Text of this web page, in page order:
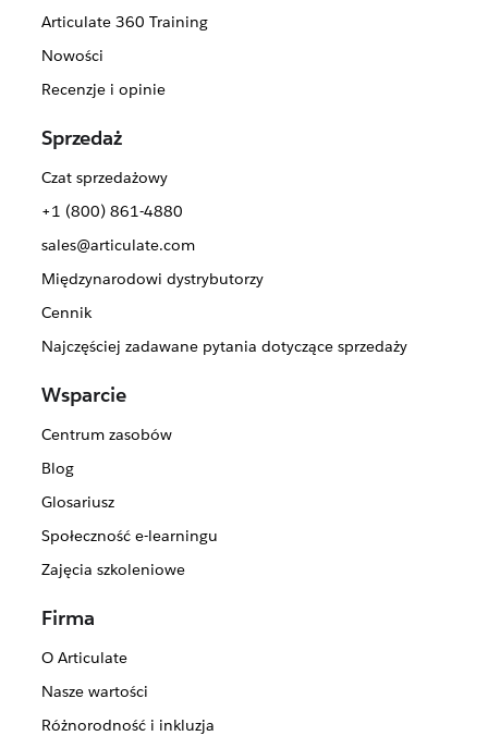
Articulate 360 Training
Nowości
Recenzje i opinie
Sprzedaż
Czat sprzedażowy
+1 (800) 861-4880
sales@articulate.com
Międzynarodowi dystrybutorzy
Cennik
Najczęściej zadawane pytania dotyczące sprzedaży
Wsparcie
Centrum zasobów
Blog
Glosariusz
Społeczność e-learningu
Zajęcia szkoleniowe
Firma
O Articulate
Nasze wartości
Różnorodność i inkluzja